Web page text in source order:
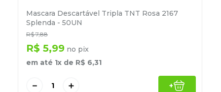
Mascara Descartável Tripla TNT Rosa 2167
Splenda - 50UN
R$ 7,88
R$ 5,99 no pix
em até 1x de R$ 6,31
＋
－ +